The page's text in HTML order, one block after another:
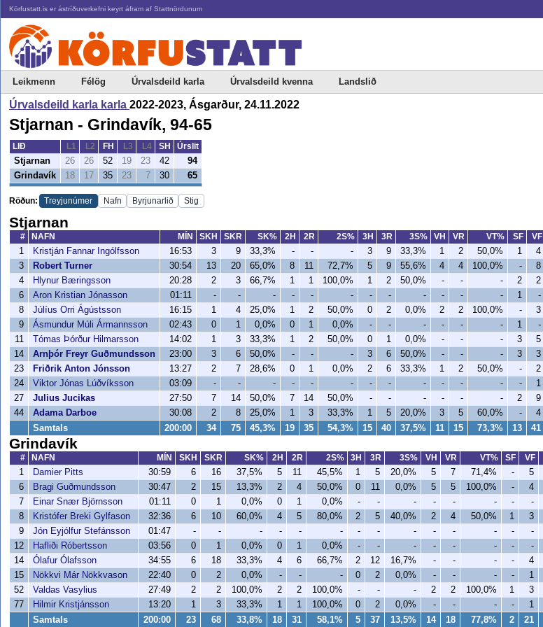
Körfustatt.is er ástríðuverkefni keyrt áfram af Stattnördunum
Leikmenn Félög Úrvalsdeild karla Úrvalsdeild kvenna Landslið
Úrvalsdeild karla karla 2022-2023, Ásgarður, 24.11.2022
Stjarnan - Grindavík, 94-65
LIÐ L1 L2 FH L3 L4 SH
Úrslit
Stjarnan
26 26 52 19 23 42
94
Grindavík
18 17 35 23 7 30 65
Röðun: Treyjunúmer Nafn Byrjunarlið Stig
Stjarnan
# NAFN MÍN SKH SKR SK% 2H 2R 2S% 3H 3R 3S% VH VR VT% SF VF
1
Kristján Fannar Ingólfsson 16:53 3 9 33,3% - - - 3 9 33,3% 1 2 50,0% 1 4
3
Robert Turner 30:54 13 20 65,0% 8 11 72,7% 5 9 55,6% 4 4 100,0% - 8
4
Hlynur Bæringsson 20:28 2 3 66,7% 1 1 100,0% 1 2 50,0% - - - 2 2
6
Aron Kristian Jónasson 01:11 - - - - - - - - - - - - 1 -
8
Júlíus Orri Ágústsson 16:15 1 4 25,0% 1 2 50,0% 0 2 0,0% 2 2 100,0% - 3
9
Ásmundur Múli Ármannsson 02:43 0 1 0,0% 0 1 0,0% - - - - - - 1 -
11
Tómas Þórður Hilmarsson 14:02 1 3 33,3% 1 2 50,0% 0 1 0,0% - - - 3 5
14
Arnþór Freyr Guðmundsson 23:00 3 6 50,0% - - - 3 6 50,0% - - - 3 3
23
Friðrik Anton Jónsson 13:27 2 7 28,6% 0 1 0,0% 2 6 33,3% 1 2 50,0% - 2
24
Viktor Jónas Lúðvíksson 03:09 - - - - - - - - - - - - - 1
27
Julius Jucikas 27:50 7 14 50,0% 7 14 50,0% - - - - - - 2 9
44
Adama Darboe 30:08 2 8 25,0% 1 3 33,3% 1 5 20,0% 3 5 60,0% - 4
Samtals 200:00 34 75 45,3% 19 35 54,3% 15 40 37,5% 11 15 73,3% 13 41
Grindavík
# NAFN MÍN SKH SKR SK% 2H 2R 2S% 3H 3R 3S% VH VR VT% SF VF
1
Damier Pitts 30:59 6 16 37,5% 5 11 45,5% 1 5 20,0% 5 7 71,4% - 5
6
Bragi Guðmundsson 30:47 2 15 13,3% 2 4 50,0% 0 11 0,0% 5 5 100,0% - 4
7
Einar Snær Björnsson 01:11 0 1 0,0% 0 1 0,0% - - - - - - - -
8
Kristófer Breki Gylfason 32:36 6 10 60,0% 4 5 80,0% 2 5 40,0% 2 4 50,0% 1 3
9
Jón Eyjólfur Stefánsson 01:47 - - - - - - - - - - - - - -
12
Hafliði Róbertsson 03:56 0 1 0,0% 0 1 0,0% - - - - - - - -
14
Ólafur Ólafsson 34:55 6 18 33,3% 4 6 66,7% 2 12 16,7% - - - - 4
15
Nökkvi Már Nökkvason 22:40 0 2 0,0% - - - 0 2 0,0% - - - - 1
52
Valdas Vasylius 27:49 2 2 100,0% 2 2 100,0% - - - 2 2 100,0% 1 3
77
Hilmir Kristjánsson 13:20 1 3 33,3% 1 1 100,0% 0 2 0,0% - - - - 1
Samtals 200:00 23 68 33,8% 18 31 58,1% 5 37 13,5% 14 18 77,8% 2 21